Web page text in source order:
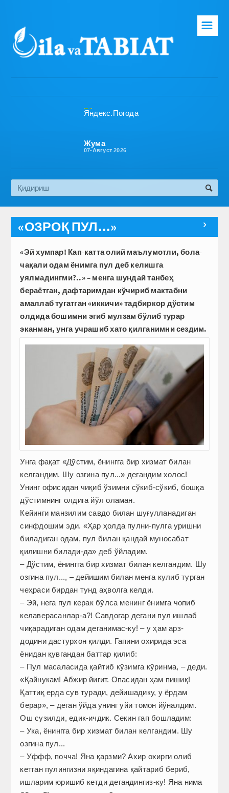
Бош саҳифа
Эко медиа
☰
Жума
07-Август 2026

«ОЗРОҚ ПУЛ...»
«Эй хумпар! Кап-катта олий маълумотли, бола-
чақали одам ёнимга пул деб келишга
уялмадингми?..» – менга шундай танбеҳ
бераётган, дафтаримдан кўчириб мактабни
амаллаб тугатган «иккичи» тадбиркор дўстим
олдида бошимни эгиб мулзам бўлиб турар
эканман, унга учрашиб хато қилганимни сездим.
Унга фақат «Дўстим, ёнингга бир хизмат билан
келгандим. Шу озгина пул...» дегандим холос!
Унинг офисидан чиқиб ўзимни сўкиб-сўкиб, бошқа
дўстимнинг олдига йўл оламан.
Кейинги манзилим савдо билан шуғулланадиган
синф­дошим эди. «Ҳар ҳолда пулни-пулга уришни
биладиган одам, пул билан қандай муносабат
қилишни билади-да» деб ўйладим.
– Дўстим, ёнингга бир хизмат билан келгандим. Шу
озгина пул..., – дейишим билан менга кулиб турган
чеҳраси бирдан тунд аҳволга келди.
– Эй, нега пул керак бўлса менинг ёнимга чопиб
келаверасанлар-а?! Савдогар дегани пул ишлаб
чиқарадиган одам деганимас-ку! – у ҳам арз-
додини дастурхон қилди. Гапини охирида эса
ёнидан қувгандан баттар қилиб:
– Пул масаласида қайтиб кўзимга кўринма, – деди.
«Қайнукам! Абжир йигит. Опасидан ҳам пишиқ!
Қаттиқ ерда сув туради, дейишадику, у ёрдам
берар», – деган ўйда унинг уйи томон йўналдим.
Ош сузилди, едик-ичдик. Секин гап бошладим:
– Ука, ёнингга бир хизмат билан келгандим. Шу
озгина пул...
– Уффф, почча! Яна қарзми? Ахир охирги олиб
кетган пулингизни яқиндагина қайтариб бериб,
ишларим юришиб кетди дегандингиз-ку! Яна нима